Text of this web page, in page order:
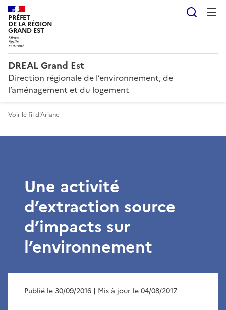
PRÉFET
DE LA RÉGION
GRAND EST
DREAL Grand Est
Direction régionale de l’environnement, de
l’aménagement et du logement
Voir le fil d'Ariane
Une activité
d’extraction source
d’impacts sur
l’environnement
Publié le 30/09/2016 | Mis à jour le 04/08/2017